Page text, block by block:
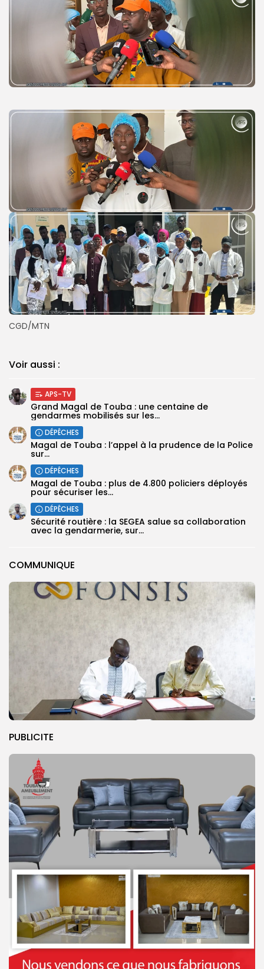
COMMUNIQUE
PUBLICITE
CGD/MTN
Voir aussi :
APS-TV
Grand Magal de Touba : une centaine de
gendarmes mobilisés sur les...
DÉPÊCHES
Magal de Touba : l’appel à la prudence de la Police
sur...
DÉPÊCHES
Magal de Touba : plus de 4.800 policiers déployés
pour sécuriser les...
DÉPÊCHES
Sécurité routière : la SEGEA salue sa collaboration
avec la gendarmerie, sur...